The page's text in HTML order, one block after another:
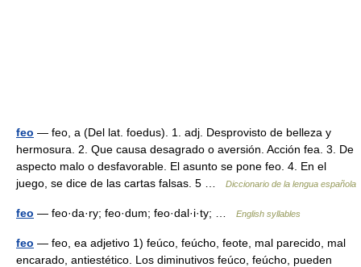
feo — feo, a (Del lat. foedus). 1. adj. Desprovisto de belleza y
hermosura. 2. Que causa desagrado o aversión. Acción fea. 3. De
aspecto malo o desfavorable. El asunto se pone feo. 4. En el
juego, se dice de las cartas falsas. 5 …
Diccionario de la lengua española
feo — feo·da·ry; feo·dum; feo·dal·i·ty; … English syllables
feo — feo, ea adjetivo 1) feúco, feúcho, feote, mal parecido, mal
encarado, antiestético. Los diminutivos feúco, feúcho, pueden